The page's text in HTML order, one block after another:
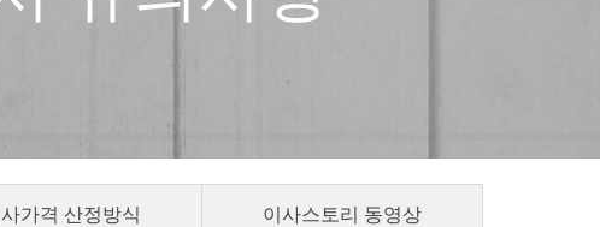
가격 산정방식 이사스토리 동영상